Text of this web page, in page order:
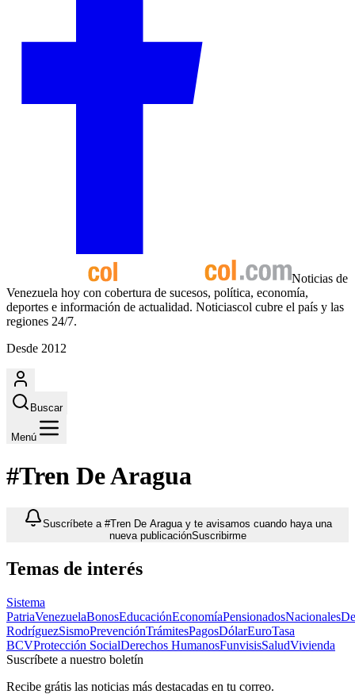
Noticias de
Venezuela hoy con cobertura de sucesos, política, economía,
deportes e información de actualidad. Noticiascol cubre el país y las
regiones 24/7.
Desde 2012
Buscar
Menú
#Tren De Aragua
Suscríbete a #Tren De Aragua y te avisamos cuando haya una
nueva publicaciónSuscribirme
Temas de interés
Sistema
PatriaVenezuelaBonosEducaciónEconomíaPensionadosNacionales
RodríguezSismoPrevenciónTrámitesPagosDólarEuroTasa
BCVProtección SocialDerechos HumanosFunvisisSaludVivienda
Suscríbete a nuestro boletín
Recibe grátis las noticias más destacadas en tu correo.